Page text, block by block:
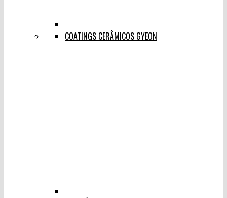
COATINGS CERÂMICOS GYEON